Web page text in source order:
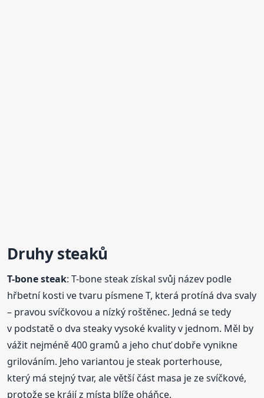
Druhy steaků
T-bone steak: T-bone steak získal svůj název podle
hřbetní kosti ve tvaru písmene T, která protíná dva svaly
– pravou svíčkovou a nízký roštěnec. Jedná se tedy
v podstatě o dva steaky vysoké kvality v jednom. Měl by
vážit nejméně 400 gramů a jeho chuť dobře vynikne
grilováním. Jeho variantou je steak porterhouse,
který má stejný tvar, ale větší část masa je ze svíčkové,
protože se krájí z místa blíže oháňce.